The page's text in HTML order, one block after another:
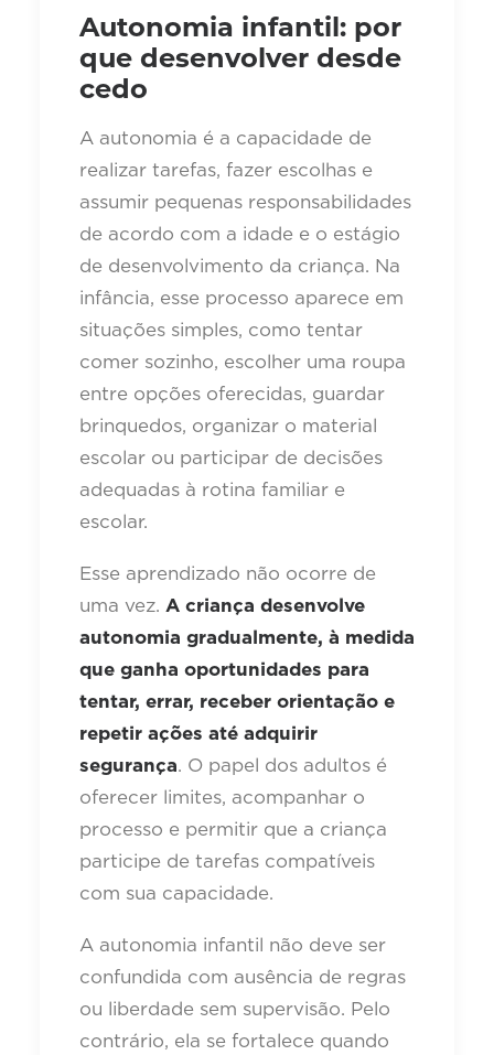
Autonomia infantil: por
que desenvolver desde
cedo
A autonomia é a capacidade de
realizar tarefas, fazer escolhas e
assumir pequenas responsabilidades
de acordo com a idade e o estágio
de desenvolvimento da criança. Na
infância, esse processo aparece em
situações simples, como tentar
comer sozinho, escolher uma roupa
entre opções oferecidas, guardar
brinquedos, organizar o material
escolar ou participar de decisões
adequadas à rotina familiar e
escolar.
Esse aprendizado não ocorre de
uma vez. A criança desenvolve
autonomia gradualmente, à medida
que ganha oportunidades para
tentar, errar, receber orientação e
repetir ações até adquirir
segurança. O papel dos adultos é
oferecer limites, acompanhar o
processo e permitir que a criança
participe de tarefas compatíveis
com sua capacidade.
A autonomia infantil não deve ser
confundida com ausência de regras
ou liberdade sem supervisão. Pelo
contrário, ela se fortalece quando